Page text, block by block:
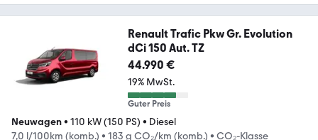
Renault Trafic Pkw Gr. Evolution
dCi 150 Aut. TZ
44.990 €
19% MwSt.
Guter Preis
Neuwagen• 110 kW (150 PS) • Diesel
7,0 l/100km (komb.) • 183 g CO₂/km (komb.) • CO₂-Klasse